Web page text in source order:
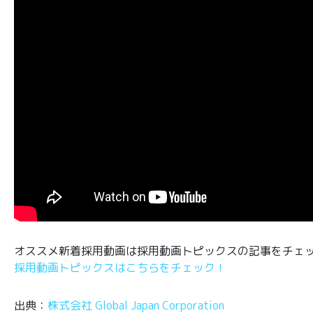
オススメ新着採用動画は採用動画トピックスの記事をチェ
採用動画トピックスはこちらをチェック！
出典： 株式会社 Global Japan Corporation